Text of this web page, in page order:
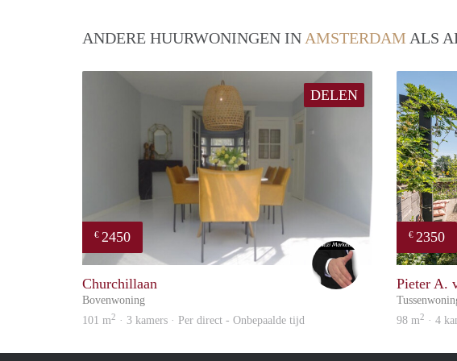
ANDERE HUURWONINGEN IN AMSTERDAM ALS
DELEN
€ 2450
Churchillaan
Bovenwoning
101 m2 · 3 kamers · Per direct - Onbepaalde tijd
€ 2350
Pieter A.
98 m2 · 4